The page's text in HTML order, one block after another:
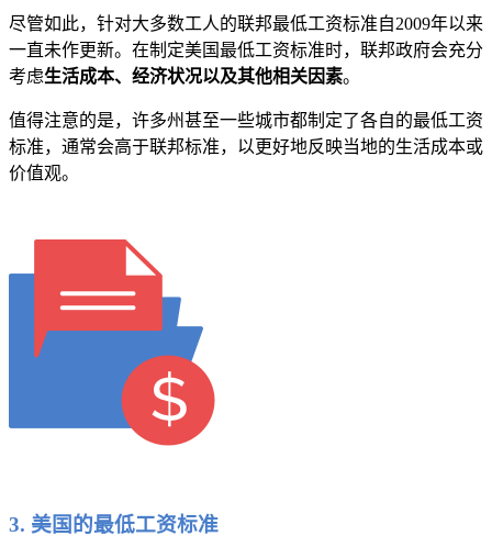
尽管如此，针对大多数工人的联邦最低工资标准自2009年以来
一直未作更新。在制定美国最低工资标准时，联邦政府会充分
考虑生活成本、经济状况以及其他相关因素。
值得注意的是，许多州甚至一些城市都制定了各自的最低工资
标准，通常会高于联邦标准，以更好地反映当地的生活成本或
价值观。
3. 美国的最低工资标准